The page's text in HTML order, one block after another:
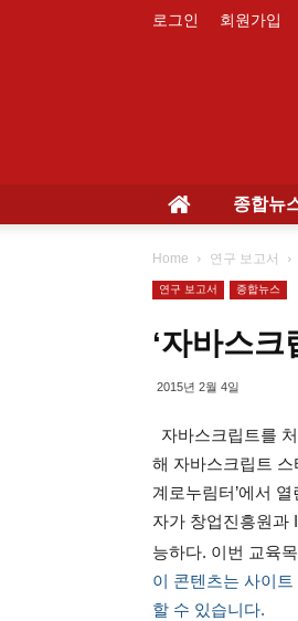
로그인 회원가입
종합뉴
Home 연구 보고서
연구 보고서 종합뉴스
‘자바스크
2015년 2월 4일
자바스크립트를
해 자바스크립트 스
계로누림터’에서
자가 창업진흥원과
능하다. 이번 교육
이 콘텐츠는 사이
할 수 있습니다.